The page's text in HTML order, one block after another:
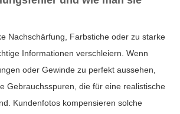
Nachschärfung, Farbstiche oder zu starke
Informationen verschleiern. Wenn
oder Gewinde zu perfekt aussehen,
Gebrauchsspuren, die für eine realistische
Kundenfotos kompensieren solche